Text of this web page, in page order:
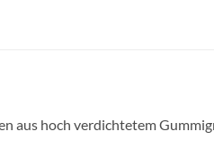
hoch verdichtetem